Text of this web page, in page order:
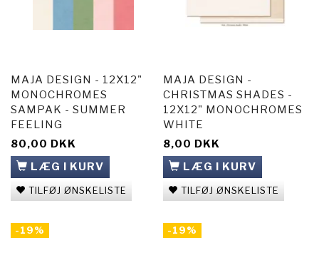
MAJA DESIGN - 12X12"
MONOCHROMES
SAMPAK - SUMMER
FEELING
80,00 DKK
LÆG I KURV
TILFØJ ØNSKELISTE
MAJA DESIGN -
CHRISTMAS SHADES -
12X12" MONOCHROMES
WHITE
8,00 DKK
LÆG I KURV
TILFØJ ØNSKELISTE
-19% -19%